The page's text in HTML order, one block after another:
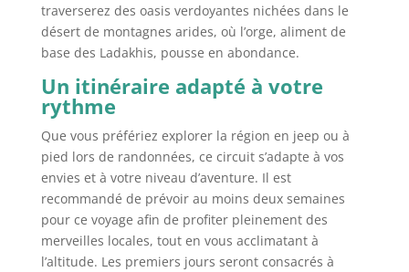
traverserez des oasis verdoyantes nichées dans le
désert de montagnes arides, où l’orge, aliment de
base des Ladakhis, pousse en abondance.
Un itinéraire adapté à votre
rythme
Que vous préfériez explorer la région en jeep ou à
pied lors de randonnées, ce circuit s’adapte à vos
envies et à votre niveau d’aventure. Il est
recommandé de prévoir au moins deux semaines
pour ce voyage afin de profiter pleinement des
merveilles locales, tout en vous acclimatant à
l’altitude. Les premiers jours seront consacrés à